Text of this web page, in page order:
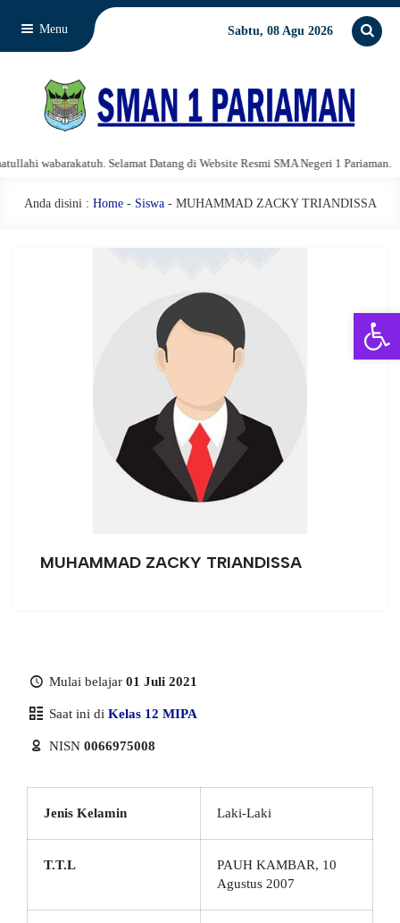
Menu Sabtu, 08 Agu 2026
wabarakatuh. Selamat Datang di Website Resmi SMA Negeri 1 Pariaman.
Anda disini : Home- Siswa- MUHAMMAD ZACKY TRIANDISSA
MUHAMMAD ZACKY TRIANDISSA
Mulai belajar 01 Juli 2021
Saat ini di Kelas 12 MIPA
NISN 0066975008
Jenis Kelamin Laki-Laki
T.T.L
PAUH KAMBAR, 10
Agustus 2007